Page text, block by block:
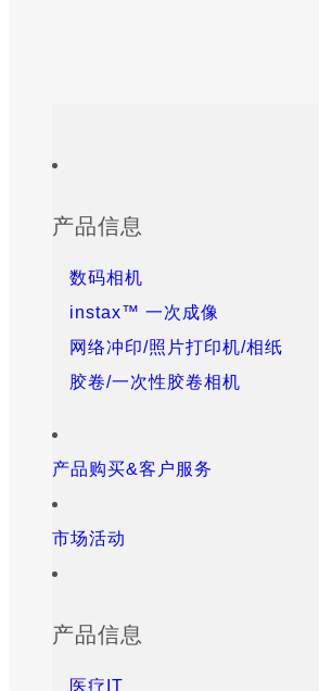
Footer
Sitemap
产品信息
数码相机
instax™ 一次成像
网络冲印/照片打印机/相纸
胶卷/一次性胶卷相机
产品购买&客户服务
市场活动
产品信息
医疗IT